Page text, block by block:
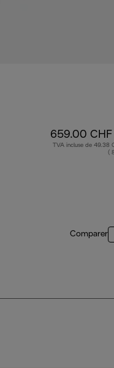
659.00 CHF
TVA incluse de 49.38
(
Comparer